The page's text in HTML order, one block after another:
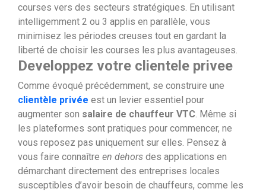
courses vers des secteurs stratégiques. En utilisant
intelligemment 2 ou 3 applis en parallèle, vous
minimisez les périodes creuses tout en gardant la
liberté de choisir les courses les plus avantageuses.
Developpez votre clientele privee
Comme évoqué précédemment, se construire une
clientèle privée est un levier essentiel pour
augmenter son salaire de chauffeur VTC. Même si
les plateformes sont pratiques pour commencer, ne
vous reposez pas uniquement sur elles. Pensez à
vous faire connaître en dehors des applications en
démarchant directement des entreprises locales
susceptibles d’avoir besoin de chauffeurs, comme les